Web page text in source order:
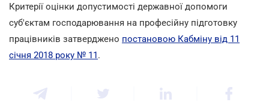
Критерії оцінки допустимості державної допомоги
суб'єктам господарювання на професійну підготовку
працівників затверджено постановою Кабміну від 11
січня 2018 року № 11.